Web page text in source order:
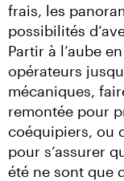
frais, les
possibilités
Partir à l’aube
opérateurs
mécaniques,
remontée pour
coéquipiers, ou
pour s’assurer
été ne sont que